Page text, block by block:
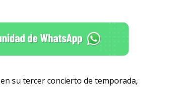
en su tercer concierto de temporada,